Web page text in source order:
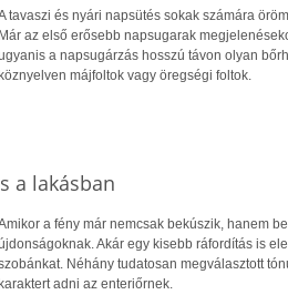
tavaszi és nyári napsütés sokak számára
Már az első erősebb napsugarak
a napsugárzás hosszú távon olyan
köznyelven májfoltok vagy öregségi foltok.
a lakásban
a fény már nemcsak bekúszik, hanem
Akár egy kisebb ráfordítás is
Néhány tudatosan megválasztott
adni az enteriőrnek.